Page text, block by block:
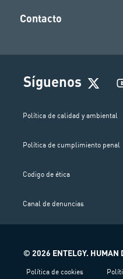
Contacto
Síguenos
Política de calidad y ambiental
Política de cumplimiento penal
Codigo de ética
Canal de denuncias
© 2026 ENTELGY. HUMAN
Política de cookies